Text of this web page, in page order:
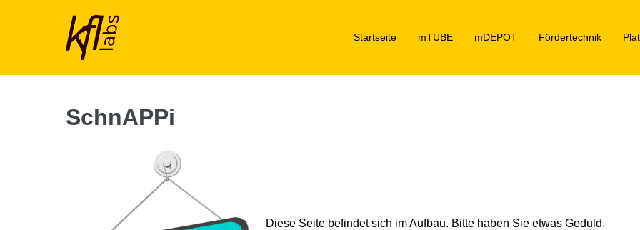
Startseite mTUBE mDEPOT Fördertechnik
SchnAPPi
Diese Seite befindet sich im Aufbau. Bitte haben Sie etwas Geduld.